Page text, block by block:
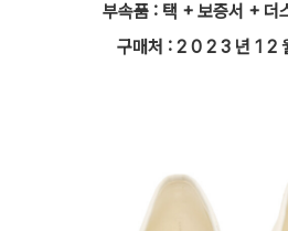
부속품 : 택 + 보증서 + 더
구매처 : 2 0 2 3 년 1 2